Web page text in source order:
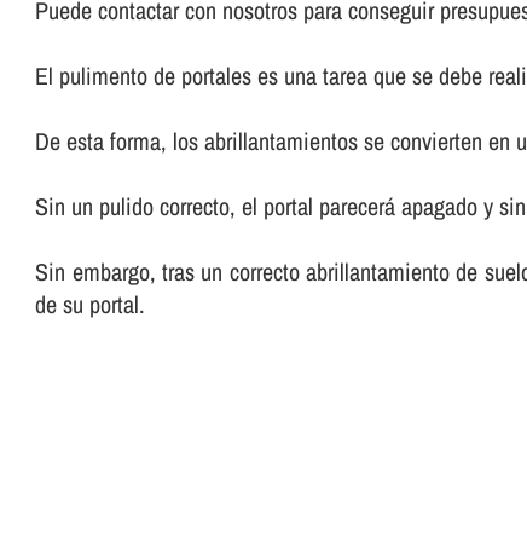
Puede contactar con nosotros para conseguir
El pulimento de portales es una tarea que se debe
De esta forma, los abrillantamientos se convierten en
Sin un pulido correcto, el portal parecerá apagado y
Sin embargo, tras un correcto abrillantamiento de
de su portal.